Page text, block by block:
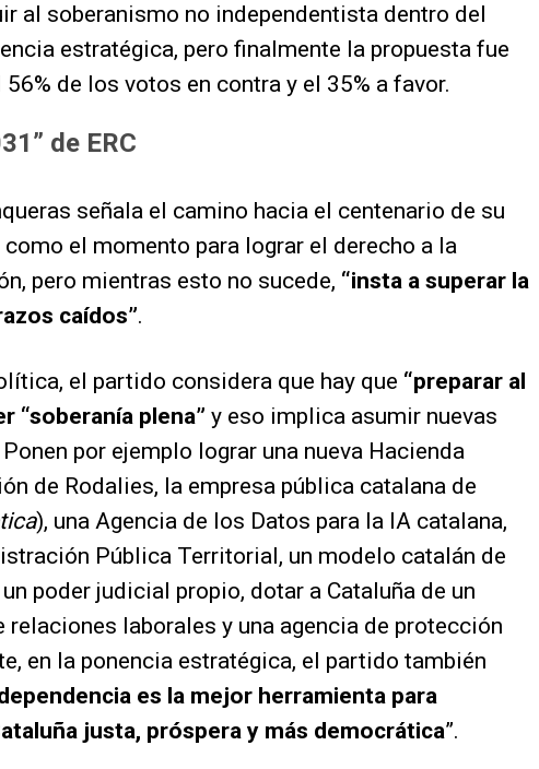
al soberanismo no independentista dentro del
estratégica, pero finalmente la propuesta fue
de los votos en contra y el 35% a favor.
de ERC
señala el camino hacia el centenario de su
el momento para lograr el derecho a la
pero mientras esto no sucede, “insta a superar la
caídos”.
el partido considera que hay que “preparar al
“soberanía plena” y eso implica asumir nuevas
por ejemplo lograr una nueva Hacienda
de Rodalies, la empresa pública catalana de
), una Agencia de los Datos para la IA catalana,
Pública Territorial, un modelo catalán de
poder judicial propio, dotar a Cataluña de un
relaciones laborales y una agencia de protección
en la ponencia estratégica, el partido también
es la mejor herramienta para
justa, próspera y más democrática”.